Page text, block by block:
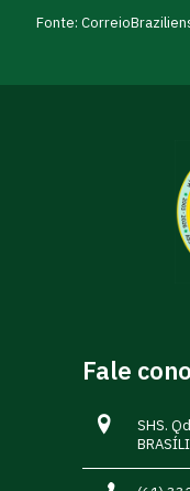
Fonte:
Fale
SHS.